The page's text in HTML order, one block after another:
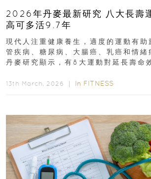
2026年丹麥最新研究 八大長壽
高可多活9.7年
現代人注重健康養生，適度的運動有助
管疾病、糖尿病、大腸癌、乳癌和情緒
丹麥研究顯示，有8大運動對延長壽命
13th March, 2026 ｜ In FITNESS